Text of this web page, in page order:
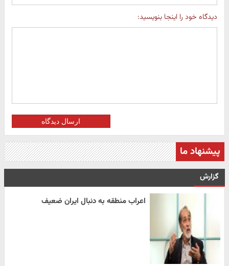
دیدگاه خود را اینجا بنویسید:
ارسال دیدگاه
پیشنهاد ما
گزارش
اعراب منطقه به دنبال ایران ضعیف